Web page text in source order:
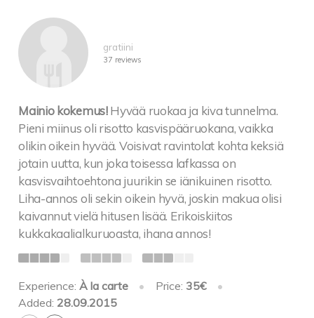
gratiini
37 reviews
Mainio kokemus! Hyvää ruokaa ja kiva tunnelma.
Pieni miinus oli risotto kasvispääruokana, vaikka
olikin oikein hyvää. Voisivat ravintolat kohta keksiä
jotain uutta, kun joka toisessa lafkassa on
kasvisvaihtoehtona juurikin se iänikuinen risotto.
Liha-annos oli sekin oikein hyvä, joskin makua olisi
kaivannut vielä hitusen lisää. Erikoiskiitos
kukkakaalialkuruoasta, ihana annos!
Experience:À la carte • Price: 35€
•
Added: 28.09.2015